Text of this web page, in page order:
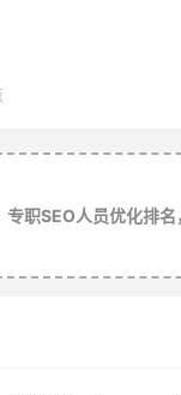
职SEO人员优化排名